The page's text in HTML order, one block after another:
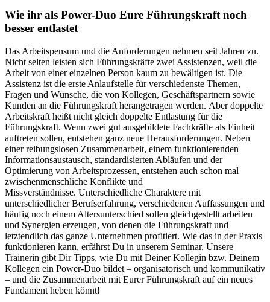
Wie ihr als Power-Duo Eure Führungskraft noch
besser entlastet
Das Arbeitspensum und die Anforderungen nehmen seit Jahren zu.
Nicht selten leisten sich Führungskräfte zwei Assistenzen, weil die
Arbeit von einer einzelnen Person kaum zu bewältigen ist. Die
Assistenz ist die erste Anlaufstelle für verschiedenste Themen,
Fragen und Wünsche, die von Kollegen, Geschäftspartnern sowie
Kunden an die Führungskraft herangetragen werden. Aber doppelte
Arbeitskraft heißt nicht gleich doppelte Entlastung für die
Führungskraft. Wenn zwei gut ausgebildete Fachkräfte als Einheit
auftreten sollen, entstehen ganz neue Herausforderungen. Neben
einer reibungslosen Zusammenarbeit, einem funktionierenden
Informationsaustausch, standardisierten Abläufen und der
Optimierung von Arbeitsprozessen, entstehen auch schon mal
zwischenmenschliche Konflikte und
Missverständnisse. Unterschiedliche Charaktere mit
unterschiedlicher Berufserfahrung, verschiedenen Auffassungen und
häufig noch einem Altersunterschied sollen gleichgestellt arbeiten
und Synergien erzeugen, von denen die Führungskraft und
letztendlich das ganze Unternehmen profitiert. Wie das in der Praxis
funktionieren kann, erfährst Du in unserem Seminar. Unsere
Trainerin gibt Dir Tipps, wie Du mit Deiner Kollegin bzw. Deinem
Kollegen ein Power-Duo bildet – organisatorisch und kommunikativ
– und die Zusammenarbeit mit Eurer Führungskraft auf ein neues
Fundament heben könnt!